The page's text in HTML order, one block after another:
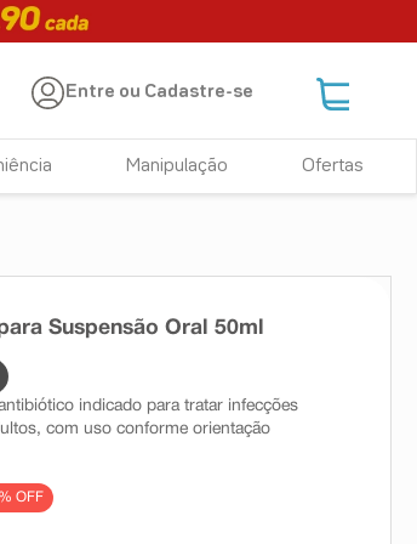
Entre ou Cadastre-se
Manipulação Ofertas
Suspensão Oral 50ml
indicado para tratar infecções
com uso conforme orientação
% OFF